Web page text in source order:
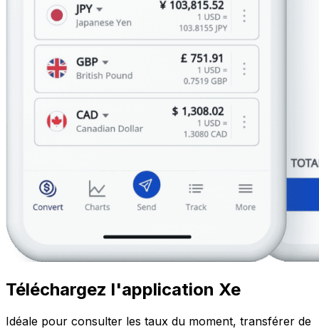
Téléchargez l'application Xe
Idéale pour consulter les taux du moment, transférer de